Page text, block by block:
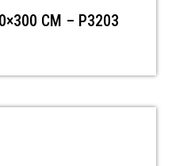
CM – P3203